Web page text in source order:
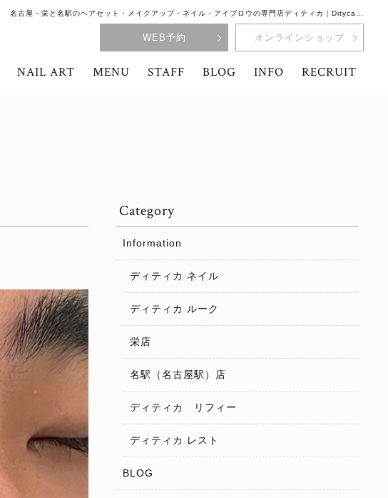
名古屋・栄と名駅のヘアセット・メイクアップ・ネイル・アイブロウの専門店ディティカ｜Dityca…
WEB予約 オンラインショップ
NAIL ART MENU STAFF BLOG INFO RECRUIT
Category
Information
ディティカ ネイル
ディティカ ルーク
栄店
名駅（名古屋駅）店
ディティカ リフィー
ディティカ レスト
BLOG